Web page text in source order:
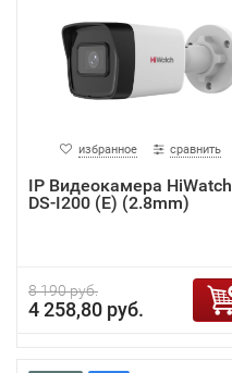
избранное сравнить
IP Видеокамера HiWatch
DS-I200 (E) (2.8mm)
8 190 руб.
4 258,80 руб.